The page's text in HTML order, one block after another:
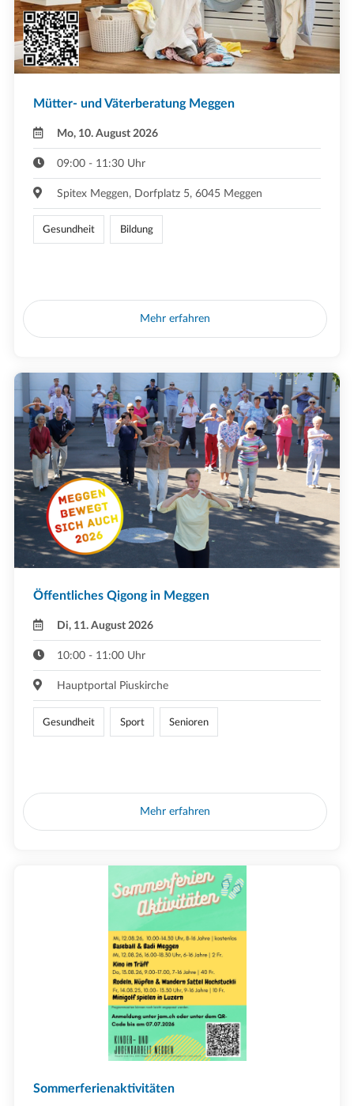
Mütter- und Väterberatung Meggen
Mo, 10. August 2026
09:00 - 11:30 Uhr
Spitex Meggen, Dorfplatz 5, 6045 Meggen
Gesundheit Bildung
Mehr erfahren
Öffentliches Qigong in Meggen
Di, 11. August 2026
10:00 - 11:00 Uhr
Hauptportal Piuskirche
Gesundheit Sport Senioren
Mehr erfahren
Sommerferienaktivitäten